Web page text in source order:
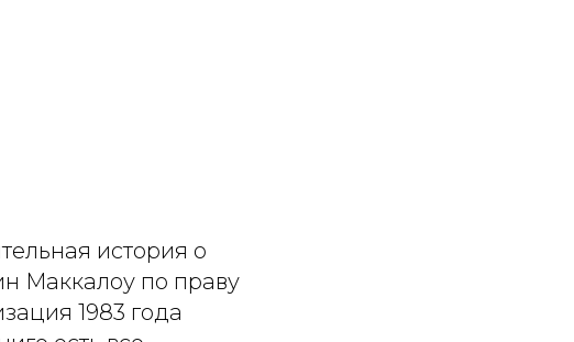
история о
Маккалоу по праву
1983 года